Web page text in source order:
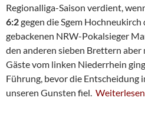
Regionalliga-Saison verdient,
6:2gegen die Sgem
gebackenen NRW-Pokalsieger
den anderen sieben Brettern aber
Gäste vom linken Niederrhein
Führung, bevor die Entscheidung
unseren Gunsten fiel. Dritte
Weiterlesen